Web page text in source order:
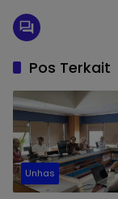
Pos Terkait
Unhas